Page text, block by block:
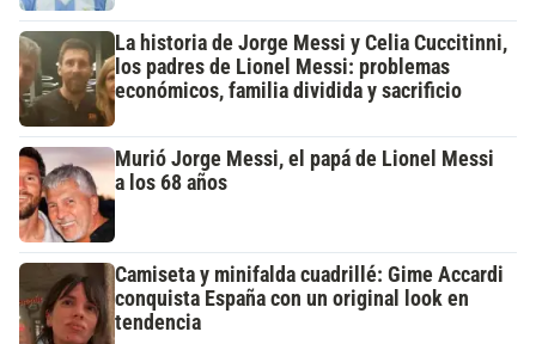
La historia de Jorge Messi y Celia Cuccitinni,
los padres de Lionel Messi: problemas
económicos, familia dividida y sacrificio
Murió Jorge Messi, el papá de Lionel Messi
a los 68 años
Camiseta y minifalda cuadrillé: Gime Accardi
conquista España con un original look en
tendencia